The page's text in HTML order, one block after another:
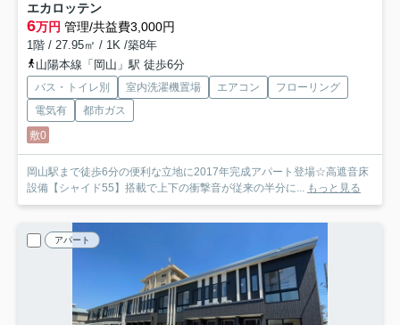
エカロッテン
6万円 管理/共益費3,000円
1階 / 27.95㎡ / 1K /築8年
山陽本線「岡山」駅 徒歩6分
バス・トイレ別 室内洗濯機置場 エアコン
フローリング
電気有
都市ガス
敷0
岡山駅まで徒歩6分の便利な立地に2017年完成アパート登場☆高遮音床
設備【シャイド55】搭載で上下の衝撃音が従来の半分に... もっと見る
アパート